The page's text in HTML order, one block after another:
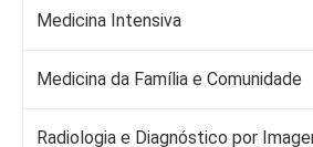
Medicina Intensiva
Medicina da Família e Comunidade
Radiologia e Diagnóstico por